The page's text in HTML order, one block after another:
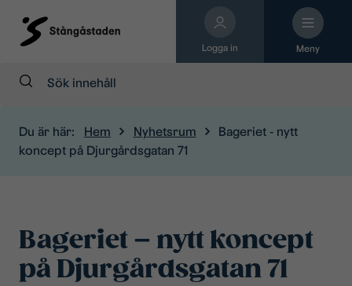
Logga in Meny
Sök:
Du är här: Hem Nyhetsrum
Bageriet - nytt
koncept på Djurgårdsgatan 71
Bageriet – nytt koncept
på Djurgårdsgatan 71